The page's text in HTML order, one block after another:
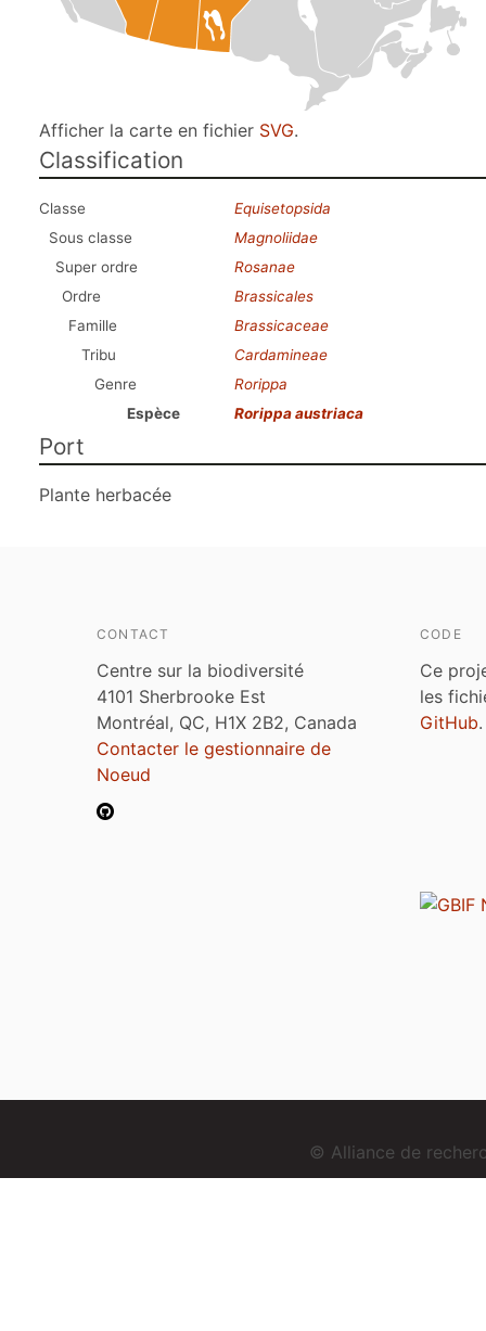
Afficher la carte en fichier SVG.
Classification
Classe
Equisetopsida
Sous classe
Magnoliidae
Super ordre
Rosanae
Ordre
Brassicales
Famille
Brassicaceae
Tribu
Cardamineae
Genre
Rorippa
Espèce
Rorippa austriaca
Port
Plante herbacée
CONTACT
Centre sur la biodiversité
4101 Sherbrooke Est
Montréal, QC, H1X 2B2, Canada
Contacter le gestionnaire de
Noeud
CODE
Ce
les
GitHub.
© Alliance de